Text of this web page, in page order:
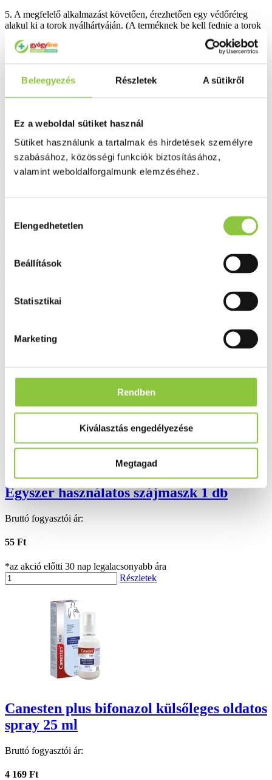
Beleegyezés Részletek A sütikről
Ez a weboldal sütiket használ
Sütiket használunk a tartalmak és hirdetések személyre
szabásához, közösségi funkciók biztosításához,
valamint weboldalforgalmunk elemzéséhez.
kiválasztása
Elengedhetetlen
Beállítások
Statisztikai
Marketing
Rendben
Kiválasztás engedélyezése
Megtagad
5. A megfelelő alkalmazást követően, érezhetően egy védőréteg
alakul ki a torok nyálhártyáján. (A terméknek be kell fednie a torok
6. Lehetséges, hogy az első használat után még nem érezhető a
A SFORSIN Horkolás elleni spray orvostechnikai eszköz nem
kezeli az alvási apnoet (légzéskimaradás). Ha egyheti alkalmazást
horkolás oka más, esetleg súlyos betegség is lehet.
Összetétel:
Víz, glicerin, nátrium-benzoát, poliszorbát 80, kálium-szorbát,
nátrium-klorid, menta aroma, nátrium-hialuronát, hidroxi-etil-
Bővebben ...
Minőségellenőrzött termékek
Ezek is érdekelhetik Önt
Egyszer használatos szájmaszk 1 db
Bruttó fogyasztói ár:
55 Ft
*az akció előtti 30 nap legalacsonyabb ára
Részletek
Canesten plus bifonazol külsőleges oldatos
spray 25 ml
Bruttó fogyasztói ár:
4 169 Ft